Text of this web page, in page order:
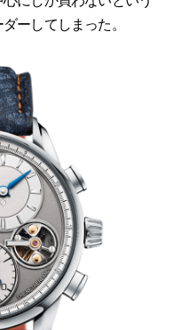
ーしてしまった。